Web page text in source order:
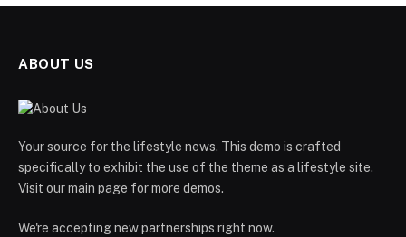
ABOUT US
Your source for the lifestyle news. This demo is crafted
specifically to exhibit the use of the theme as a lifestyle site.
Visit our main page for more demos.
We're accepting new partnerships right now.